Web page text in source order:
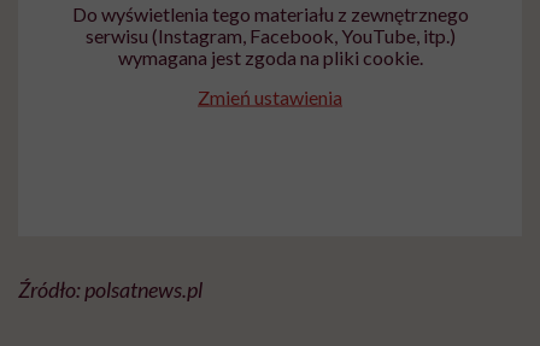
Do wyświetlenia tego materiału z zewnętrznego
serwisu (Instagram, Facebook, YouTube, itp.)
wymagana jest zgoda na pliki cookie.
Zmień ustawienia
Źródło: polsatnews.pl